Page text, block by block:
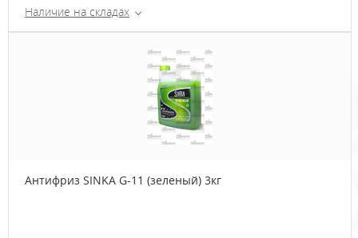
Наличие на складах
Антифриз SINKA G-11 (зеленый) 3кг